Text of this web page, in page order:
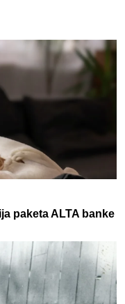
paketa ALTA banke